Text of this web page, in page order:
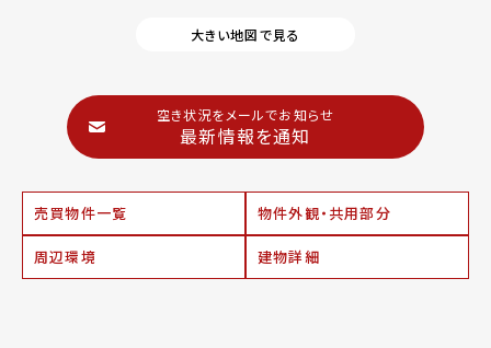
大きい地図で見る
空き状況をメールでお知らせ
最新情報を通知
売買物件一覧 物件外観・共用部分
周辺環境 建物詳細